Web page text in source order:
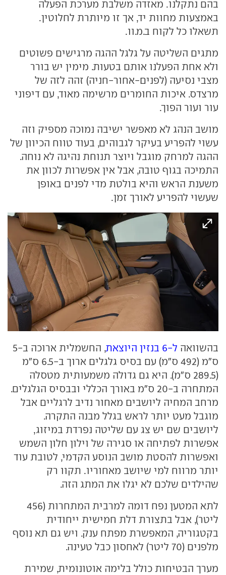
בהם נתקלנו. מאזדה משלבת מערכת הפעלה
באמצעות מחוות יד, אך זו מיותרת לחלוטין.
תשאלו כל לקוח ב.מ.וו.
מתגים השליטה על גלגל ההגה מרגישים פשוטים
ולא אחת הפעלנו אותם בטעות. מימין יש בורר
מצבי נסיעה (לפנים-אחור-חניה) זהה לזה של
מרצדס. איכות החומרים מרשימה מאוד, עם דיפוני
עור ועור הפוך.
מושב הנהג לא מאפשר ישיבה נמוכה מספיק וזה
עשוי להפריע בעיקר לגבוהים, בעוד טווח הכיוון של
ההגה למרחק מוגבל ויוצר תנוחת נהיגה לא נוחה.
התמיכה בגוף טובה, אבל אין אפשרות לכוון את
משענת הראש והיא בולטת מדי לפנים באופן
שעשוי להפריע לאורך זמן.
בהשוואה ל-6 בנזין היוצאת
, החשמלית ארוכה ב-5
ס"מ (492 ס"מ) עם בסיס גלגלים ארוך ב-6.5 ס"מ
(289.5 ס"מ). היא גם גדולה משמעותית מטסלה
המתחרה ב-20 ס"מ באורך הכללי ובבסיס הגלגלים.
מרחב המחיה ליושבים מאחור נדיב לרגליים אבל
מוגבל מעט יותר לראש בגלל מבנה התקרה.
ליושבים שם יש צג עם שליטה נפרדת במיזוג,
אפשרות לפתיחה או סגירה של וילון חלון השמש
ואפשרות להסטת מושב הנוסע הקדמי, לטובת עוד
יותר מרווח למי שיושב מאחוריו. תקוו רק
שהילדים שלכם לא יגלו את המתג הזה.
לתא המטען נפח דומה למרבית המתחרות (456
ליטר), אבל בתצורת דלת חמישית ייחודית
בקטגוריה, המאפשרת מפתח ענק. ויש גם תא נוסף
מלפנים (70 ליטר) לאחסון כבל טעינה.
מערך הבטיחות כולל בלימה אוטונומית, שמירת